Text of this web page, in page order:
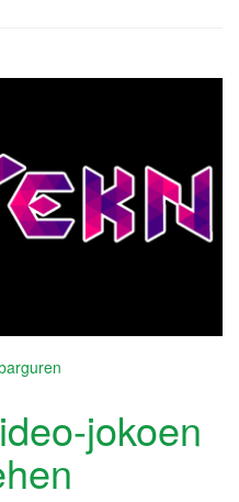
jokoen